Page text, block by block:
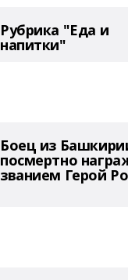
Рубрика "Еда и
напитки"
Боец из
посмертно
званием Герой